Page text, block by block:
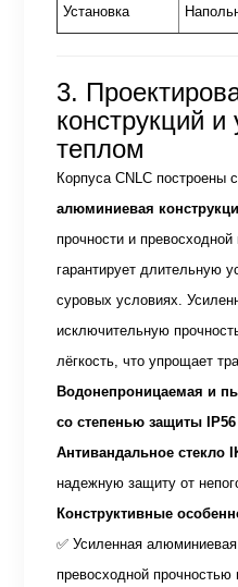
Установка
3.
конструкций и
теплом
Корпуса CNLC построены
алюминиевая
прочности и превосходной
гарантирует длительную
суровых условиях.
исключительную
лёгкость, что упрощает
Водонепроницаемая и
со степенью защиты IP56
Антивандальное стекло
надежную защиту от
Конструктивные
✅ Усиленная алюминиевая
превосходной прочностью